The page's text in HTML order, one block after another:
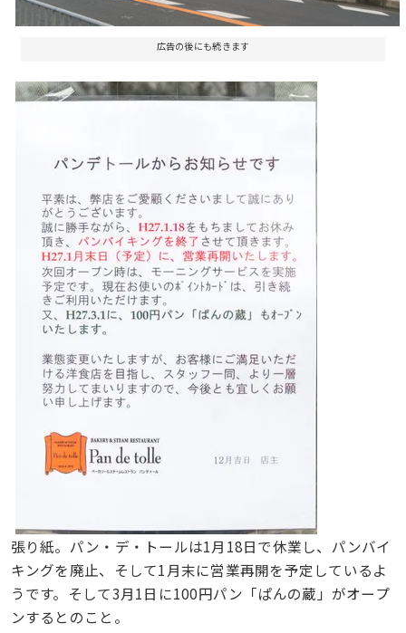
広告の後にも続きます
張り紙。パン・デ・トールは1月18日で休業し、パンバイ
キングを廃止、そして1月末に営業再開を予定しているよ
うです。そして3月1日に100円パン「ぱんの蔵」がオープ
ンするとのこと。